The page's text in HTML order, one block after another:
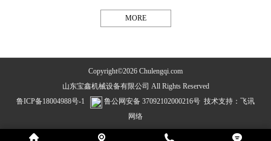
MORE
Copyright©2026 Chulengqi.com
山东宝鑫机械设备有限公司 All Rights Reserved
鲁ICP备18004988号-1
鲁公网安备 37092102000216号 技术支持： 飞讯
网络